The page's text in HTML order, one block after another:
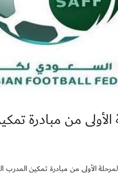
الأولى من مبادرة
الأولى من مبادرة تمكين